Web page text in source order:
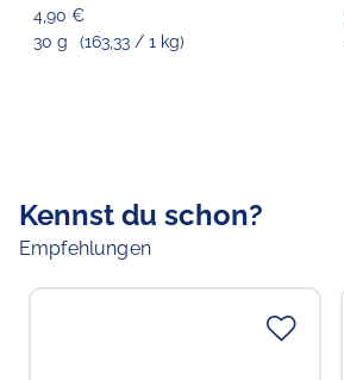
4,90 €
30 g
(163,33 / 1 kg)
Kennst du schon?
Empfehlungen